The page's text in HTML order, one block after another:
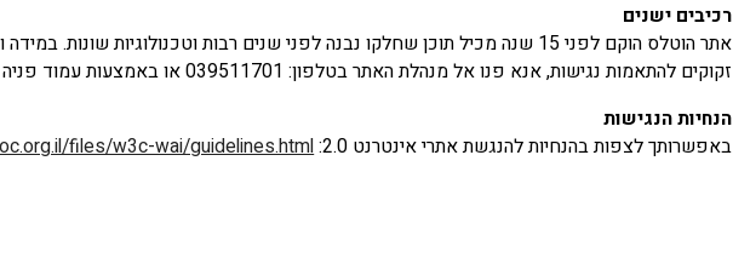
רכיבים ישנים
אתר הוטלס הוקם לפני 15 שנה מכיל תוכן שחלקו נבנה לפני שנים רבות וטכנולוגיות
זקוקים להתאמות נגישות, אנא פנו אל מנהלת האתר בטלפון: 039511701 או באמצעות עמוד פניה למנהל האתר.
הנחיות הנגישות
באפשרותך לצפות בהנחיות להנגשת אתרי אינטרנט 2.0:
files/w3c-wai/guidelines.html